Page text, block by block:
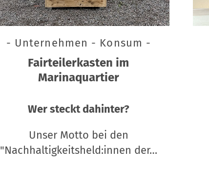
- Unternehmen - Konsum -
Fairteilerkasten im
Marinaquartier
Wer steckt dahinter?
Unser Motto bei den
"Nachhaltigkeitsheld:innen der…